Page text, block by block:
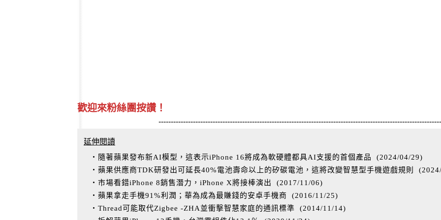
歡迎來粉絲團按讚！
延伸閱讀
‧隨著蘋果發布新AI模型，這表示iPhone 16將成為軟硬體都具AI支援的首個產品 (2024/04/29)
‧蘋果供應商TDK研發出可延長40%電池壽命以上的矽碳電池，這將改變智慧型手機遊戲規則
(
‧市場看錯iPhone 8銷售潛力，iPhone X將接棒演出
(2017/11/06)
‧蘋果拿走手機91%利潤；華為成為最賺錢的安卓手機商
(2016/11/25)
‧Thread可能取代Zigbee -ZHA並衝擊智慧家庭的通訊標準 (2014/11/14)